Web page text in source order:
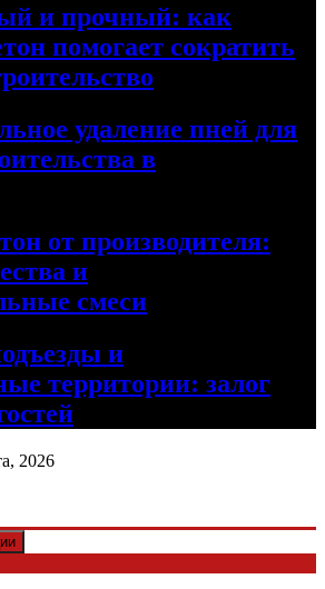
и прочный: как
помогает сократить
удаление пней для
в
от производителя:
и
смеси
и
территории: залог
2026